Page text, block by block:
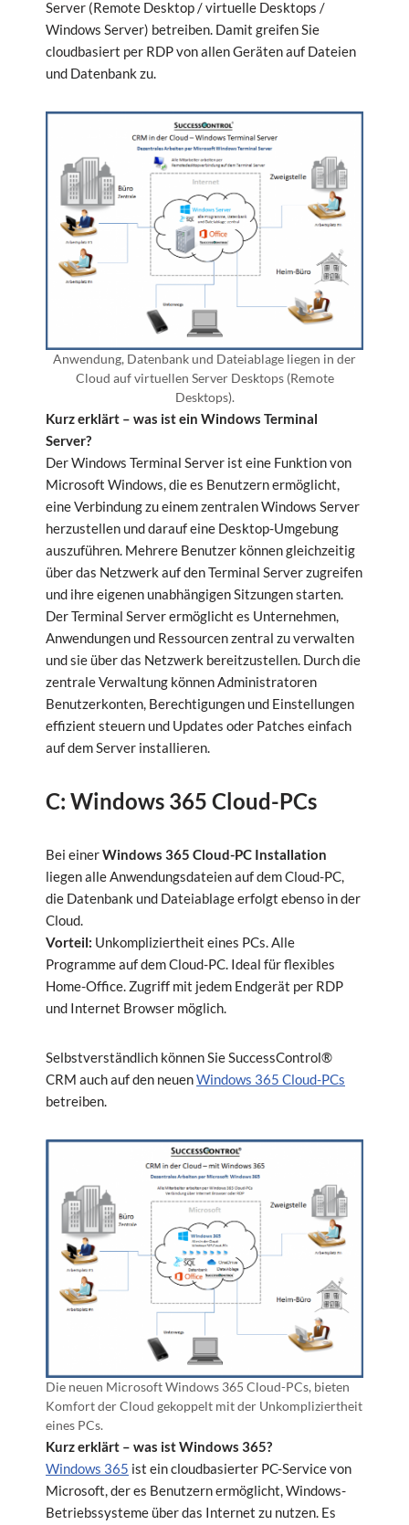
Server (Remote Desktop / virtuelle Desktops /
Windows Server) betreiben. Damit greifen Sie
cloudbasiert per RDP von allen Geräten auf Dateien
und Datenbank zu.
Anwendung, Datenbank und Dateiablage liegen in der
Cloud auf virtuellen Server Desktops (Remote
Desktops).
Kurz erklärt – was ist ein Windows Terminal
Server?
Der Windows Terminal Server ist eine Funktion von
Microsoft Windows, die es Benutzern ermöglicht,
eine Verbindung zu einem zentralen Windows Server
herzustellen und darauf eine Desktop-Umgebung
auszuführen. Mehrere Benutzer können gleichzeitig
über das Netzwerk auf den Terminal Server zugreifen
und ihre eigenen unabhängigen Sitzungen starten.
Der Terminal Server ermöglicht es Unternehmen,
Anwendungen und Ressourcen zentral zu verwalten
und sie über das Netzwerk bereitzustellen. Durch die
zentrale Verwaltung können Administratoren
Benutzerkonten, Berechtigungen und Einstellungen
effizient steuern und Updates oder Patches einfach
auf dem Server installieren.
C: Windows 365 Cloud-PCs
Bei einerWindows 365 Cloud-PC Installation
liegen alle Anwendungsdateien auf dem Cloud-PC,
die Datenbank und Dateiablage erfolgt ebenso in der
Cloud.
Vorteil: Unkompliziertheit eines PCs. Alle
Programme auf dem Cloud-PC. Ideal für flexibles
Home-Office. Zugriff mit jedem Endgerät per RDP
und Internet Browser möglich.
Selbstverständlich können Sie SuccessControl®
CRM auch auf den neuenWindows 365 Cloud-PCs
betreiben.
Die neuen Microsoft Windows 365 Cloud-PCs, bieten
Komfort der Cloud gekoppelt mit der Unkompliziertheit
eines PCs.
Kurz erklärt – was ist Windows 365?
Windows 365 ist ein cloudbasierter PC-Service von
Microsoft, der es Benutzern ermöglicht, Windows-
Betriebssysteme über das Internet zu nutzen. Es